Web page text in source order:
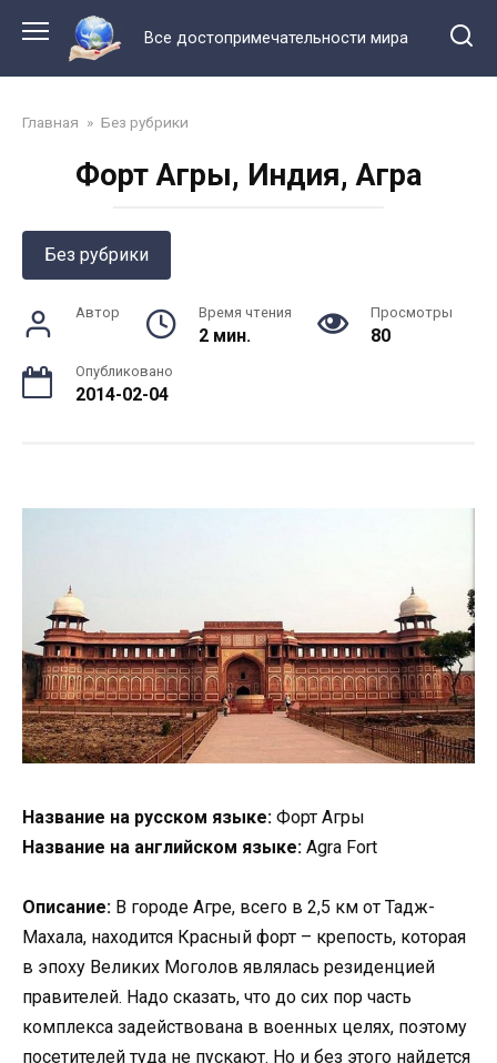
контенту
Все достопримечательности мира
Главная » Без рубрики
Форт Агры, Индия, Агра
Без рубрики
Автор Время чтения
2 мин.
Просмотры
80
Опубликовано
2014-02-04
Название на русском языке: Форт Агры
Название на английском языке: Agra Fort
Описание: В городе Агре, всего в 2,5 км от Тадж-
Махала, находится Красный форт – крепость, которая
в эпоху Великих Моголов являлась резиденцией
правителей. Надо сказать, что до сих пор часть
комплекса задействована в военных целях, поэтому
посетителей туда не пускают. Но и без этого найдется